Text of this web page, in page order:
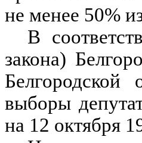
не менее 50%
В
закона)
Белгородской
выборы
на 12 октября